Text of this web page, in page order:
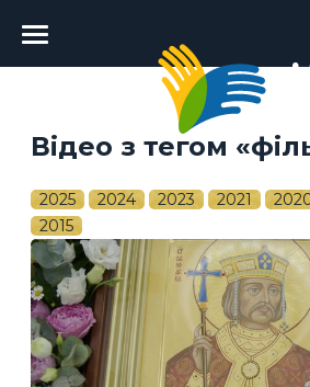
Головне
меню
Відео з тегом
2025 2024 2023 2021
2015